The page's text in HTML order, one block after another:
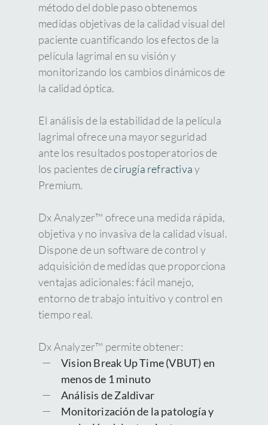
método del doble paso obtenemos
medidas objetivas de la calidad visual del
paciente cuantificando los efectos de la
película lagrimal en su visión y
monitorizando los cambios dinámicos de
la calidad óptica.
El análisis de la estabilidad de la película
lagrimal ofrece una mayor seguridad
ante los resultados postoperatorios de
los pacientes decirugía refractivay
Premium.
Dx Analyzer™ ofrece una medida rápida,
objetiva y no invasiva de la calidad visual.
Dispone de un software de control y
adquisición de medidas que proporciona
ventajas adicionales: fácil manejo,
entorno de trabajo intuitivo y control en
tiempo real.
Dx Analyzer™ permite obtener:
Vision Break Up Time (VBUT) en
menos de 1 minuto
Análisis de Zaldivar
Monitorización de la patología y